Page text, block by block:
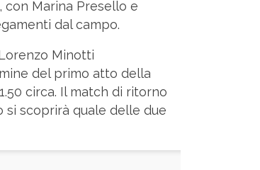
con Marina Presello e
dal campo.
Minotti
del primo atto della
circa. Il match di ritorno
si scoprirà quale delle due